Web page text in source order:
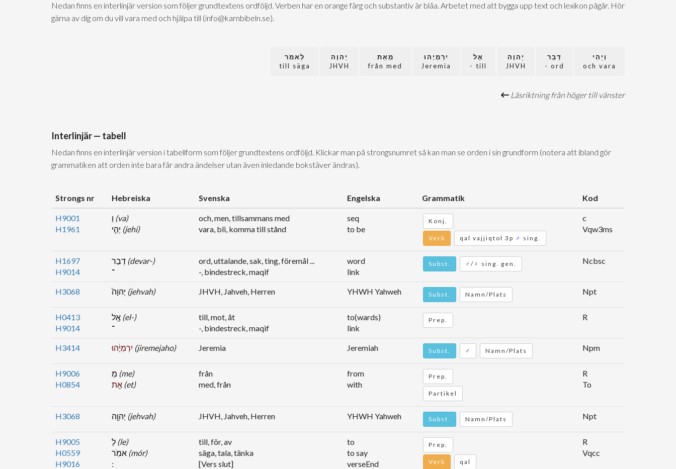
Nedan finns en interlinjär version som följer grundtextens ordföljd. Verben har en orange färg och substantiv är blåa. Arbetet med att bygga upp text och lexikon pågår. Hör
gärna av dig om du vill vara med och hjälpa till (info@karnbibeln.se).
וַיְהִי
och vara
דְבַר
ord -
יְהוָה
JHVH
אֶל
till -
יִרְמְיָהוּ
Jeremia
מֵאֵת
från med
יְהוָה
JHVH
לֵאמֹר
till säga
Läsriktning från höger till vänster
Interlinjär — tabell
Nedan finns en interlinjär version i tabellform som följer grundtextens ordföljd. Klickar man på strongsnumret så kan man se orden i sin grundform (notera att ibland gör
grammatiken att orden inte bara får andra ändelser utan även inledande bokstäver ändras).
Strongs nr Hebreiska Svenska Engelska Grammatik Kod
H9001
H1961
(va)
(jehi)
och, men, tillsammans med
vara, bli, komma till stånd
seq
to be
Konj.
Verb qal vajjiqtol 3p ♂ sing.
c
Vqw3ms
H1697
H9014
(devar-)
־
ord, uttalande, sak, ting, föremål ...
-, bindestreck, maqif
word
link
Subst. ♂/♀ sing. gen. Ncbsc
H3068 (jehvah) JHVH, Jahveh, Herren YHWH Yahweh Subst. Namn/Plats Npt
H0413
H9014
(el-)
־
till, mot, åt
-, bindestreck, maqif
to(wards)
link
Prep. R
H3414 (jiremejaho) Jeremia Jeremiah Subst. ♂ Namn/Plats Npm
H9006
H0854
(me)
(et)
från
med, från
from
with
Prep.
Partikel
R
To
H3068 (jehvah) JHVH, Jahveh, Herren YHWH Yahweh Subst. Namn/Plats Npt
H9005
H0559
H9016
(le)
(mór)
till, för, av
säga, tala, tänka
[Vers slut]
to
to say
verseEnd
Prep.
Verb qal
R
Vqcc